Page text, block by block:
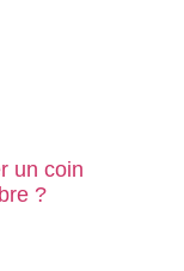
un coin
?